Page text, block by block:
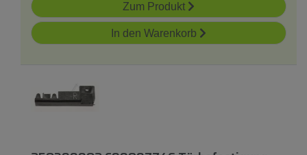
Zum Produkt
In den Warenkorb